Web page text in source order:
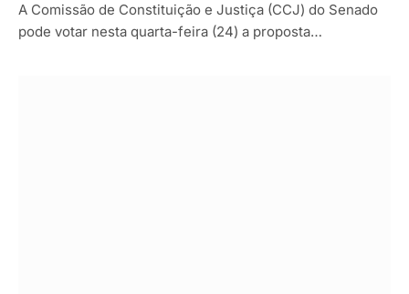
A Comissão de Constituição e Justiça (CCJ) do Senado
pode votar nesta quarta-feira (24) a proposta…